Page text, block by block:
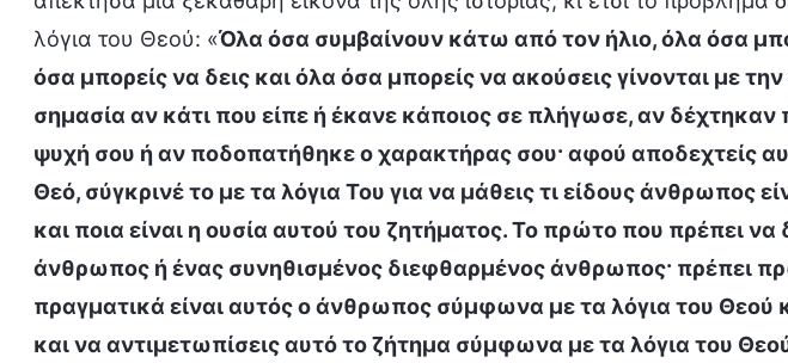
λόγια του Θεού: «Όλα όσα συμβαίνουν κάτω από τον ήλιο, όλα όσα
όσα μπορείς να δεις και όλα όσα μπορείς να ακούσεις γίνονται με
σημασία αν κάτι που είπε ή έκανε κάποιος σε πλήγωσε, αν δέχτηκαν
ψυχή σου ή αν ποδοπατήθηκε ο χαρακτήρας σου· αφού αποδεχτείς
Θεό, σύγκρινέ το με τα λόγια Του για να μάθεις τι είδους άνθρωπος
και ποια είναι η ουσία αυτού του ζητήματος. Το πρώτο που πρέπει να
άνθρωπος ή ένας συνηθισμένος διεφθαρμένος άνθρωπος· πρέπει
πραγματικά είναι αυτός ο άνθρωπος σύμφωνα με τα λόγια του Θεού
και να αντιμετωπίσεις αυτό το ζήτημα σύμφωνα με τα λόγια του